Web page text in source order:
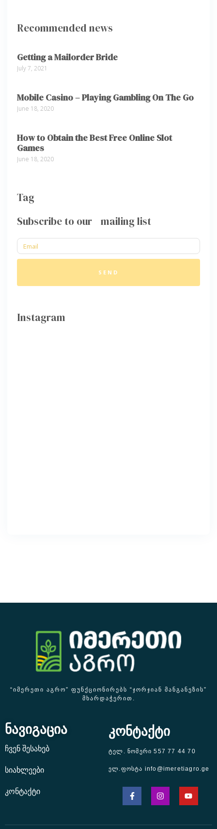
Recommended news
Getting a Mailorder Bride
July 7, 2021
Mobile Casino – Playing Gambling On The Go
June 18, 2020
How to Obtain the Best Free Online Slot
Games
June 18, 2020
Tag
Subscribe to our mailing list
SEND
Instagram
“ᲘᲛᲔᲠᲔᲗᲘ ᲐᲒᲠᲝ” ᲤᲣᲜᲥᲪᲘᲝᲜᲘᲠᲔᲑᲡ “ᲯᲝᲠᲯᲘᲐᲜ ᲛᲐᲜᲒᲐᲜᲔᲖᲘᲡ”
ᲛᲮᲐᲠᲓᲐᲭᲔᲠᲘᲗ.
ნავიგაცია
ჩვენ შესახებ
სიახლეები
კონტაქტი
კონტაქტი
ტელ. ნომერი 557 77 44 70
ელ.ფოსტა info@imeretiagro.ge